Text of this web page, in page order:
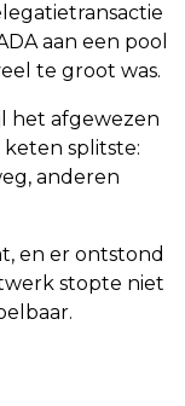
aan een pool
te groot was.
het afgewezen
splitste:
anderen
en er ontstond
stopte niet